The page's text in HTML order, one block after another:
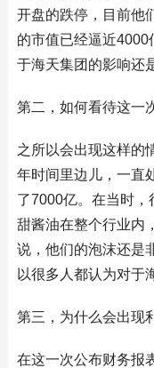
开盘的跌停，目前他
的市值已经逼近
于海天集团的影响还
第二，如何看待这一
之所以会出现这样的
年时间里边儿，一直
了7000亿。在当时
甜酱油在整个行业内
说，他们的泡沫还是
以很多人都认为对于
第三，为什么会出现
在这一次公布财务报